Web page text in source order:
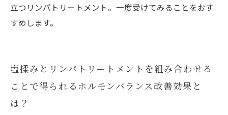
立つリンパトリートメント。一度受けてみることをおす
すめします。
塩揉みとリンパトリートメントを組み合わせる
ことで得られるホルモンバランス改善効果と
は？